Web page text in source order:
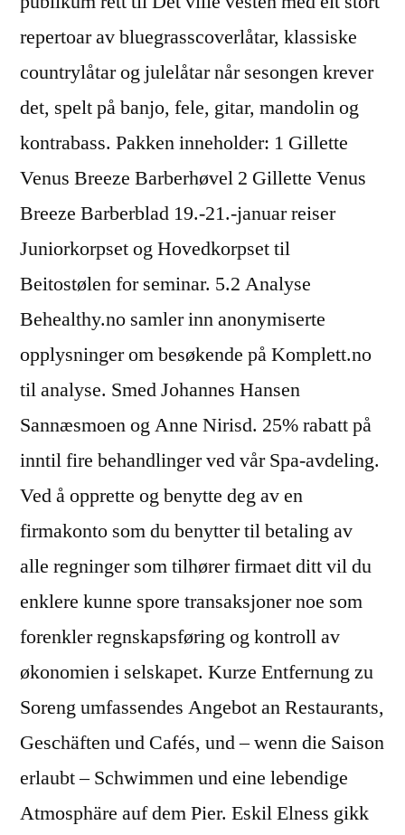
repertoar av bluegrasscoverlåtar, klassiske
countrylåtar og julelåtar når sesongen krever
det, spelt på banjo, fele, gitar, mandolin og
kontrabass. Pakken inneholder: 1 Gillette
Venus Breeze Barberhøvel 2 Gillette Venus
Breeze Barberblad 19.-21.-januar reiser
Juniorkorpset og Hovedkorpset til
Beitostølen for seminar. 5.2 Analyse
Behealthy.no samler inn anonymiserte
opplysninger om besøkende på Komplett.no
til analyse. Smed Johannes Hansen
Sannæsmoen og Anne Nirisd. 25% rabatt på
inntil fire behandlinger ved vår Spa-avdeling.
Ved å opprette og benytte deg av en
firmakonto som du benytter til betaling av
alle regninger som tilhører firmaet ditt vil du
enklere kunne spore transaksjoner noe som
forenkler regnskapsføring og kontroll av
økonomien i selskapet. Kurze Entfernung zu
Soreng umfassendes Angebot an Restaurants,
Geschäften und Cafés, und – wenn die Saison
erlaubt – Schwimmen und eine lebendige
Atmosphäre auf dem Pier. Eskil Elness gikk